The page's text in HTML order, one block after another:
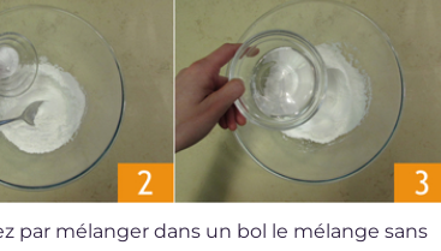
par mélanger dans un bol le mélange sans